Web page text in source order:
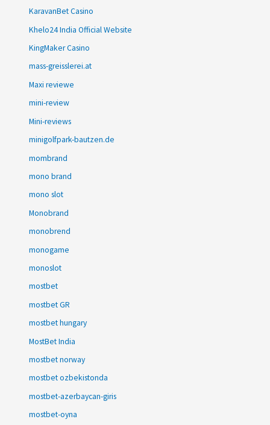
KaravanBet Casino
Khelo24 India Official Website
KingMaker Casino
mass-greisslerei.at
Maxi reviewe
mini-review
Mini-reviews
minigolfpark-bautzen.de
mombrand
mono brand
mono slot
Monobrand
monobrend
monogame
monoslot
mostbet
mostbet GR
mostbet hungary
MostBet India
mostbet norway
mostbet ozbekistonda
mostbet-azerbaycan-giris
mostbet-oyna